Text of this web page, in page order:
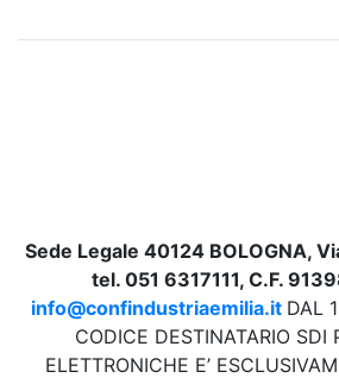
Sede Legale 40124 BOLOGNA,
tel. 051 6317111, C.F.
info@confindustriaemilia.it DAL
CODICE DESTINATARIO SDI
ELETTRONICHE E’